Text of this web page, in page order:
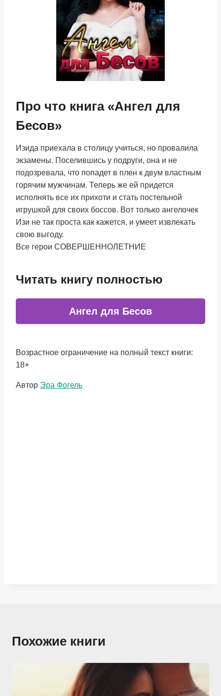
Про что книга «Ангел для
Бесов»
Изида приехала в столицу учиться, но провалила
экзамены. Поселившись у подруги, она и не
подозревала, что попадет в плен к двум властным
горячим мужчинам. Теперь же ей придется
исполнять все их прихоти и стать постельной
игрушкой для своих боссов. Вот только ангелочек
Изи не так проста как кажется, и умеет извлекать
свою выгоду.
Все герои СОВЕРШЕННОЛЕТНИЕ
Читать книгу полностью
Ангел для Бесов
Возрастное ограничение на полный текст книги:
18+
Метки
Автор Эра Фогель
Похожие книги